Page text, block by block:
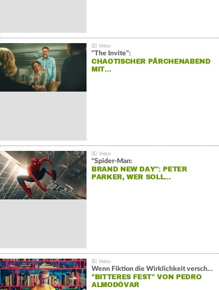
"The Invite":
CHAOTISCHER PÄRCHENABEND
MIT…
"Spider-Man:
BRAND NEW DAY": PETER
PARKER, WER SOLL…
Wenn Fiktion die Wirklichkeit verschiebt:
"BITTERES FEST" VON PEDRO
ALMODÓVAR